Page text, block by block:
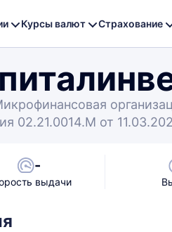
Курсы валют Страхование
02.21.0014.М от
-
выдачи